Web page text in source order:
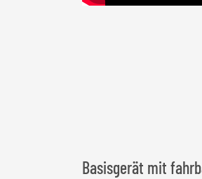
Basisgerät mit